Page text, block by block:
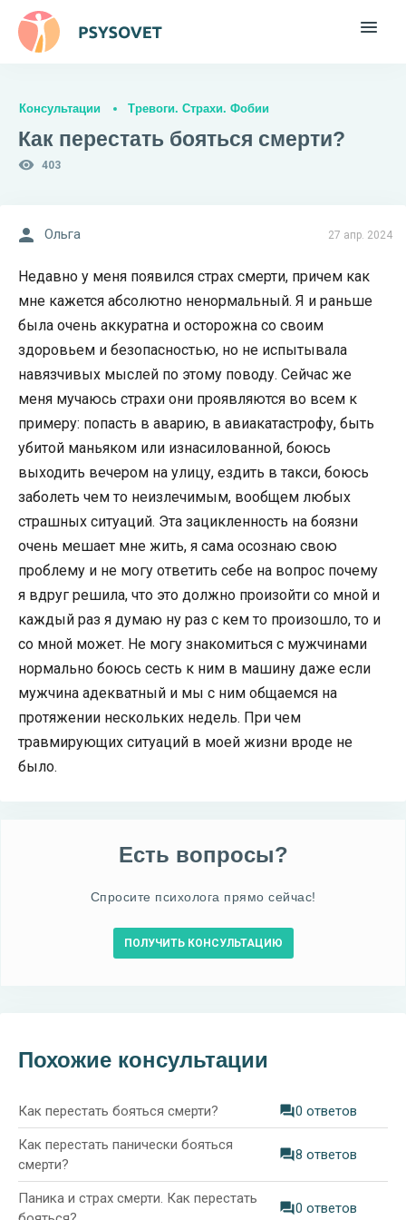
Консультации Тревоги. Страхи. Фобии
Как перестать бояться смерти?
403
27 апр. 2024
Ольга
Недавно у меня появился страх смерти, причем как
мне кажется абсолютно ненормальный. Я и раньше
была очень аккуратна и осторожна со своим
здоровьем и безопасностью, но не испытывала
навязчивых мыслей по этому поводу. Сейчас же
меня мучаюсь страхи они проявляются во всем к
примеру: попасть в аварию, в авиакатастрофу, быть
убитой маньяком или изнасилованной, боюсь
выходить вечером на улицу, ездить в такси, боюсь
заболеть чем то неизлечимым, вообщем любых
страшных ситуаций. Эта зацикленность на боязни
очень мешает мне жить, я сама осознаю свою
проблему и не могу ответить себе на вопрос почему
я вдруг решила, что это должно произойти со мной и
каждый раз я думаю ну раз с кем то произошло, то и
со мной может. Не могу знакомиться с мужчинами
нормально боюсь сесть к ним в машину даже если
мужчина адекватный и мы с ним общаемся на
протяжении нескольких недель. При чем
травмирующих ситуаций в моей жизни вроде не
было.
Есть вопросы?
Спросите психолога прямо сейчас!
ПОЛУЧИТЬ КОНСУЛЬТАЦИЮ
Похожие консультации
Как перестать бояться смерти? 0 ответов
Как перестать панически бояться
смерти?
8 ответов
Паника и страх смерти. Как перестать
0 ответов